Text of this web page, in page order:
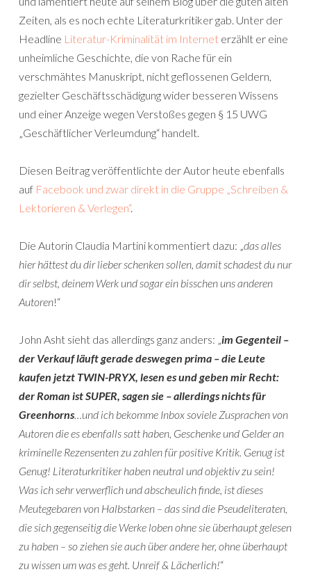
Zeiten, als es noch echte Literaturkritiker gab. Unter der
Headline Literatur-Kriminalität im Internet erzählt er eine
unheimliche Geschichte, die von Rache für ein
verschmähtes Manuskript, nicht geflossenen Geldern,
gezielter Geschäftsschädigung wider besseren Wissens
und einer Anzeige wegen Verstoßes gegen § 15 UWG
„Geschäftlicher Verleumdung“ handelt.
Diesen Beitrag veröffentlichte der Autor heute ebenfalls
auf Facebook und zwar direkt in die Gruppe „Schreiben &
Lektorieren & Verlegen“.
Die Autorin Claudia Martini kommentiert dazu: „das alles
hier hättest du dir lieber schenken sollen, damit schadest du nur
dir selbst, deinem Werk und sogar ein bisschen uns anderen
Autoren!“
John Asht sieht das allerdings ganz anders: „im Gegenteil –
der Verkauf läuft gerade deswegen prima – die Leute
kaufen jetzt TWIN-PRYX, lesen es und geben mir Recht:
der Roman ist SUPER, sagen sie – allerdings nichts für
Greenhorns…und ich bekomme Inbox soviele Zusprachen von
Autoren die es ebenfalls satt haben, Geschenke und Gelder an
kriminelle Rezensenten zu zahlen für positive Kritik. Genug ist
Genug! Literaturkritiker haben neutral und objektiv zu sein!
Was ich sehr verwerflich und abscheulich finde, ist dieses
Meutegebaren von Halbstarken – das sind die Pseudeliteraten,
die sich gegenseitig die Werke loben ohne sie überhaupt gelesen
zu haben – so ziehen sie auch über andere her, ohne überhaupt
zu wissen um was es geht. Unreif & Lächerlich!“